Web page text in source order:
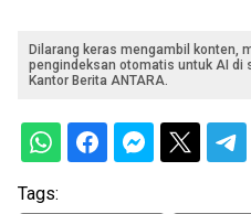
Dilarang keras mengambil konten,
pengindeksan otomatis untuk AI di
Kantor Berita ANTARA.
Tags: